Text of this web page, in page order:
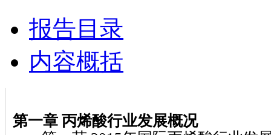
报告目录
内容概括
第一章 丙烯酸行业发展概况